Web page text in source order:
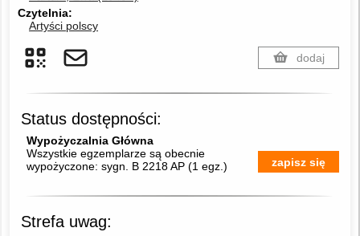
Czytelnia
Artyści polscy
dodaj
Status dostępności:
Wypożyczalnia Główna
Wszystkie egzemplarze są obecnie
wypożyczone:sygn. B 2218 AP(1 egz.) zapisz się
Strefa uwag: